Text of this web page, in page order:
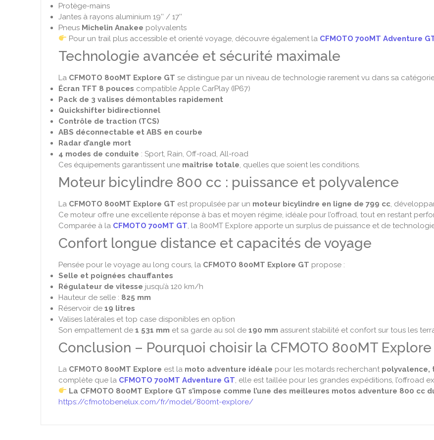
Protège-mains
Jantes à rayons aluminium 19’’ / 17’’
Pneus Michelin Anakee polyvalents
Pour un trail plus accessible et orienté voyage, découvre également la CFMOTO 700MT Adventure
Technologie avancée et sécurité maximale
La CFMOTO 800MT Explore GT se distingue par un niveau de technologie rarement vu dans sa
Écran TFT 8 pouces compatible Apple CarPlay (IP67)
Pack de 3 valises démontables rapidement
Quickshifter bidirectionnel
Contrôle de traction (TCS)
ABS déconnectable et ABS en courbe
Radar d’angle mort
4 modes de conduite : Sport, Rain, Off-road, All-road
Ces équipements garantissent une maîtrise totale, quelles que soient les conditions.
Moteur bicylindre 800 cc : puissance et polyvalence
La CFMOTO 800MT Explore GT est propulsée par un moteur bicylindre en ligne de 799 cc,
Ce moteur offre une excellente réponse à bas et moyen régime, idéale pour l’offroad, tout en restant
Comparée à la CFMOTO 700MT GT, la 800MT Explore apporte un surplus de puissance et de
Confort longue distance et capacités de voyage
Pensée pour le voyage au long cours, la CFMOTO 800MT Explore GT propose :
Selle et poignées chauffantes
Régulateur de vitesse jusqu’à 120 km/h
Hauteur de selle : 825 mm
Réservoir de 19 litres
Valises latérales et top case disponibles en option
Son empattement de 1 531 mm et sa garde au sol de 190 mm assurent stabilité et confort sur tous les
Conclusion – Pourquoi choisir la CFMOTO 800MT Explore
La CFMOTO 800MT Explore est la moto adventure idéale pour les motards recherchant polyvalence,
complète que la CFMOTO 700MT Adventure GT, elle est taillée pour les grandes expéditions, l’offroad
La CFMOTO 800MT Explore GT s’impose comme l’une des meilleures motos adventure 800 cc
https://cfmotobenelux.com/fr/model/800mt-explore/